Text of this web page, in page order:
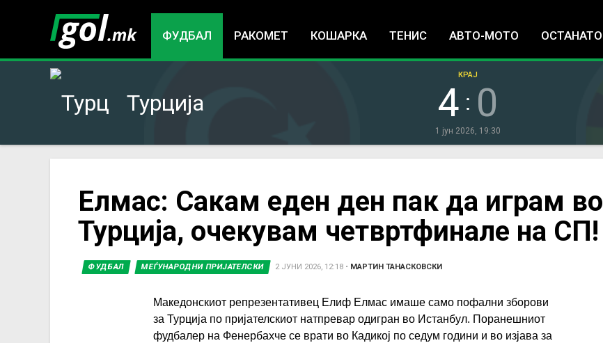
ФУДБАЛ РАКОМЕТ КОШАРКА ТЕНИС АВТО-МОТО ОСТАНАТО
Турција 4 : 0
КРАЈ
1 јун 2026, 19:30
here
Елмас: Сакам еден ден пак да играм во
Турција, очекувам четвртфинале на СП!
ФУДБАЛ МЕЃУНАРОДНИ ПРИЈАТЕЛСКИ 2 ЈУНИ 2026, 12:18 • МАРТИН ТАНАСКОВСКИ
Македонскиот репрезентативец Елиф Елмас имаше само пофални зборови
за Турција по пријателскиот натпревар одигран во Истанбул. Поранешниот
фудбалер на Фенербахче се врати во Кадикој по седум години и во изјава за